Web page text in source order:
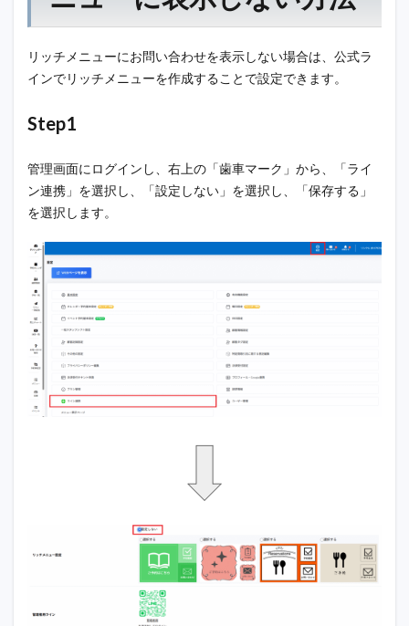
リッチメニューにお問い合わせを表示しない場合は、公式ラ
インでリッチメニューを作成することで設定できます。
Step1
管理画面にログインし、右上の「歯車マーク」から、「ライ
ン連携」を選択し、「設定しない」を選択し、「保存する」
を選択します。